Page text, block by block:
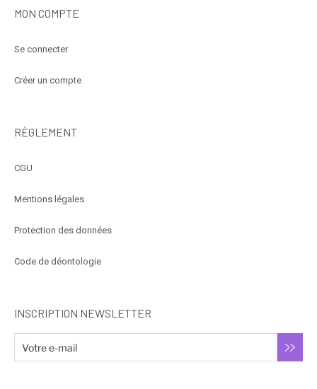
MON COMPTE
Se connecter
Créer un compte
RÈGLEMENT
CGU
Mentions légales
Protection des données
Code de déontologie
INSCRIPTION NEWSLETTER